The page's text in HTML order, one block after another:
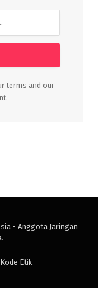
terms and our
- Anggota Jaringan
.
Kode Etik